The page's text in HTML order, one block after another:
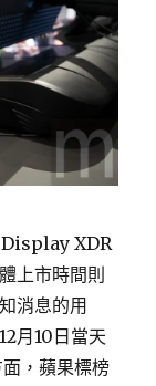
Display XDR
上市時間則
消息的用
月10日當天
，蘋果標榜